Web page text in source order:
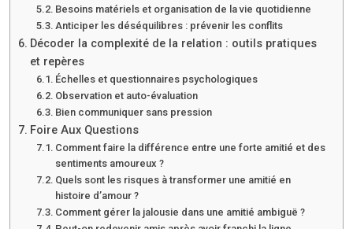
Besoins matériels et organisation de la vie quotidienne
Anticiper les déséquilibres : prévenir les conflits
Décoder la complexité de la relation : outils pratiques
et repères
Échelles et questionnaires psychologiques
Observation et auto-évaluation
Bien communiquer sans pression
Foire Aux Questions
Comment faire la différence entre une forte amitié et des
sentiments amoureux ?
Quels sont les risques à transformer une amitié en
histoire d’amour ?
Comment gérer la jalousie dans une amitié ambiguë ?